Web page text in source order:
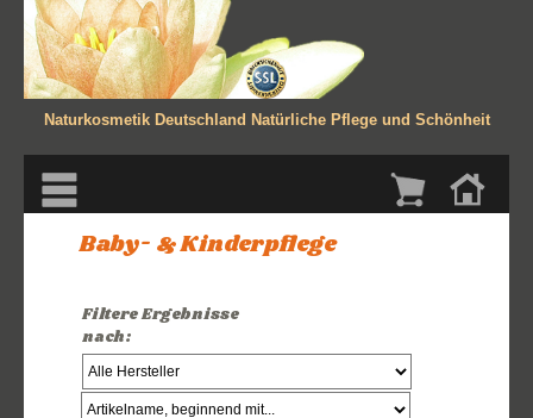
Naturkosmetik Deutschland Natürliche Pflege und Schönheit
Baby- & Kinderpflege
Filtere Ergebnisse
nach: